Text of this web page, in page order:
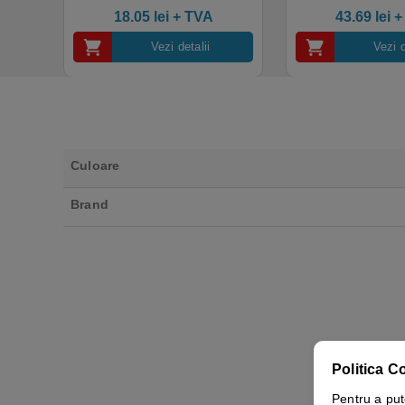
industrial, calitate premium
18.05 lei+ TVA
Vezi detalii
43.69 lei +
Vezi
Culoare
Brand
Politica
Pentru a